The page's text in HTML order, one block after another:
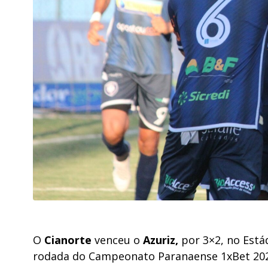
O Cianorte venceu oAzuriz, por 3×2, no
rodada do Campeonato Paranaense 1xBet